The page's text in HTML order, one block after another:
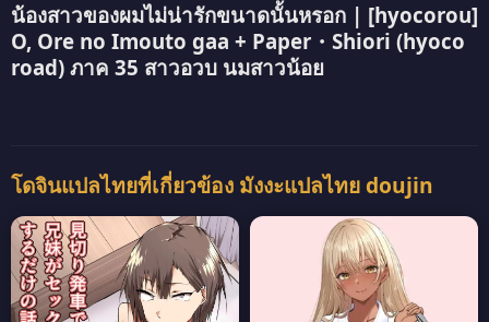
น้องสาวของผมไม่น่ารักขนาดนั้นหรอก | [hyocorou]
O, Ore no Imouto gaa + Paper・Shiori (hyoco
road) ภาค 35 สาวอวบ นมสาวน้อย
โดจินแปลไทยที่เกี่ยวข้อง มังงะแปลไทย doujin